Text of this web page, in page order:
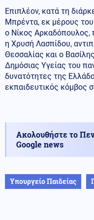
Επιπλέον, κατά τη
Μπρέντα, εκ μέρους
ο Νίκος Αρκαδόπουλος,
η Χρυσή Λασπίδου,
Θεσσαλίας και ο
Δημόσιας Υγείας του
δυνατότητες της
εκπαιδευτικός κόμβος
Ακολουθήστε το
Google news
Υπουργείο Παιδείας